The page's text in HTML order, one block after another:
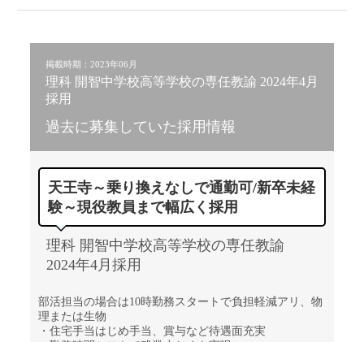
掲載時期：2023年06月
理科 開智中学校高等学校の専任教諭 2024年4月
採用
過去に募集していた採用情報
天王寺～乗り換えなしで通勤可/新卒未経
験～現役教員まで幅広く採用
理科 開智中学校高等学校の専任教諭
2024年4月採用
部活担当の場合は10時勤務スタートで負担軽減アリ、物
理または生物
・住宅手当はじめ手当、賞与など待遇面充実